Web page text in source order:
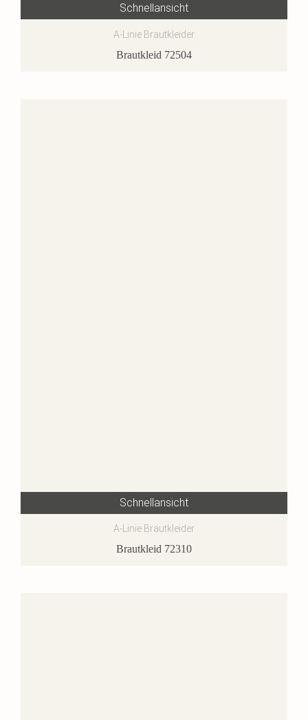
Schnellansicht
A-Linie Brautkleider
Brautkleid 72504
Schnellansicht
A-Linie Brautkleider
Brautkleid 72310